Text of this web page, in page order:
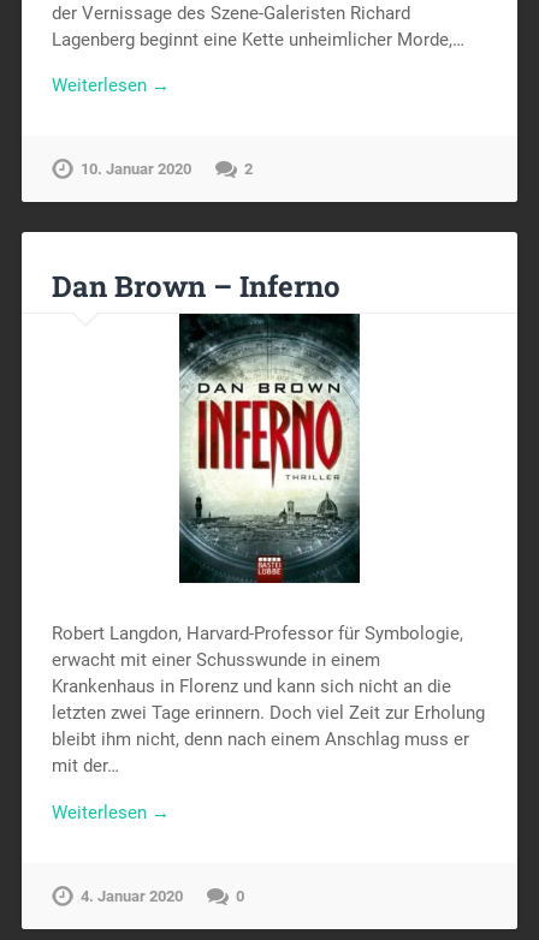
der Vernissage des Szene-Galeristen Richard
Lagenberg beginnt eine Kette unheimlicher Morde,…
Weiterlesen →
10. Januar 2020 2
Dan Brown – Inferno
Robert Langdon, Harvard-Professor für Symbologie,
erwacht mit einer Schusswunde in einem
Krankenhaus in Florenz und kann sich nicht an die
letzten zwei Tage erinnern. Doch viel Zeit zur Erholung
bleibt ihm nicht, denn nach einem Anschlag muss er
mit der…
Weiterlesen →
4. Januar 2020 0